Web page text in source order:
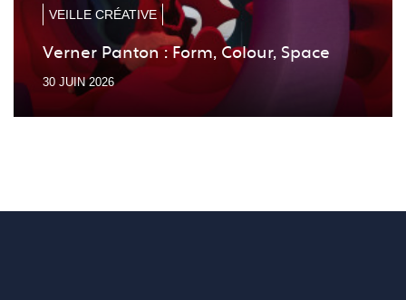
VEILLE CRÉATIVE
Verner Panton : Form, Colour, Space
30 JUIN 2026